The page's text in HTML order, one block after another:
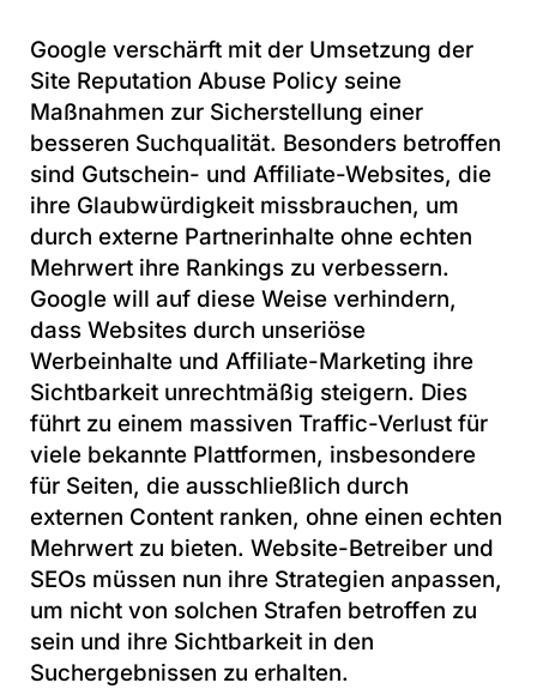
Google verschärft mit der Umsetzung der
Site Reputation Abuse Policy seine
Maßnahmen zur Sicherstellung einer
besseren Suchqualität. Besonders betroffen
sind Gutschein- und Affiliate-Websites, die
ihre Glaubwürdigkeit missbrauchen, um
durch externe Partnerinhalte ohne echten
Mehrwert ihre Rankings zu verbessern.
Google will auf diese Weise verhindern,
dass Websites durch unseriöse
Werbeinhalte und Affiliate-Marketing ihre
Sichtbarkeit unrechtmäßig steigern. Dies
führt zu einem massiven Traffic-Verlust für
viele bekannte Plattformen, insbesondere
für Seiten, die ausschließlich durch
externen Content ranken, ohne einen echten
Mehrwert zu bieten. Website-Betreiber und
SEOs müssen nun ihre Strategien anpassen,
um nicht von solchen Strafen betroffen zu
sein und ihre Sichtbarkeit in den
Suchergebnissen zu erhalten.